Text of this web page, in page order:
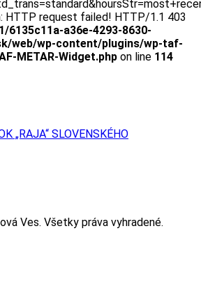
HTTP request failed! HTTP/1.1 403
6135c11a-a36e-4293-8630-
web/wp-content/plugins/wp-taf-
METAR-Widget.php on line 114
„RAJA“ SLOVENSKÉHO
Ves. Všetky práva vyhradené.